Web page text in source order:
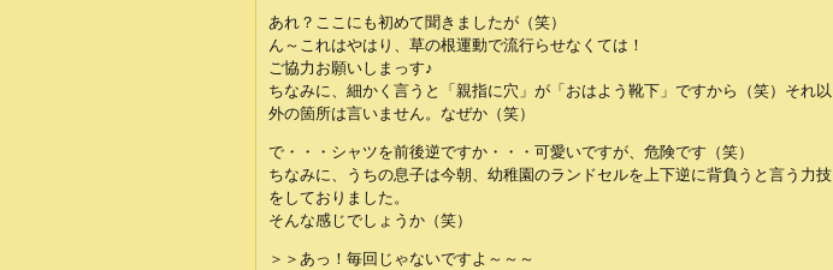
あれ？ここにも初めて聞きましたが（笑）
ん～これはやはり、草の根運動で流行らせなくては！
ご協力お願いしまっす♪
ちなみに、細かく言うと「親指に穴」が「おはよう靴下」ですから（笑）それ以
外の箇所は言いません。なぜか（笑）
で・・・シャツを前後逆ですか・・・可愛いですが、危険です（笑）
ちなみに、うちの息子は今朝、幼稚園のランドセルを上下逆に背負うと言う力技
をしておりました。
そんな感じでしょうか（笑）
＞＞あっ！毎回じゃないですよ～～～